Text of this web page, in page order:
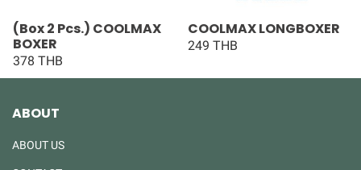
(Box 2 Pcs.) COOLMAX
BOXER
378 THB
COOLMAX LONGBOXER
249 THB
ABOUT
ABOUT US